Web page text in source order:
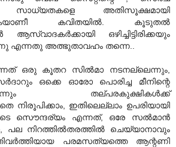
സാധ്യതകളെ അതിസൂക്ഷമായി
കവിതയില്‍. കൂടുതല്‍
ഒഴിച്ചിട്ടിരിക്കയും
എന്നതു അത്ഭുതാവഹം തന്നെ..
ഒരു കൂതറ സില്‍മാ നടനല്ലെന്നും,
ഒക്കെ ഓരോ പൊരിച്ച മീനിന്റെ
തല്പരകുക്ഷികള്‍ക്ക്
നിരൂപിക്കാം, ഇതിലെല്ലാം ഉപരിയായി
സൌന്ദര്യം എന്നത്, ഒരേ സല്‍മാന്‍
നിറത്തില്‍തരത്തില്‍ ചെയ്യാനാവും
പരമസത്യത്തെ ആന്റണി